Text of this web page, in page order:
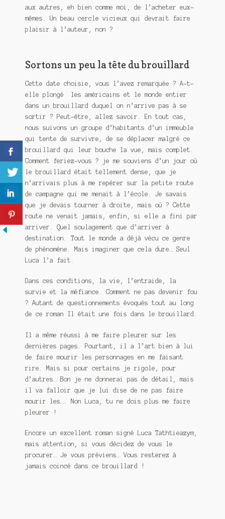
aux autres, eh bien comme moi, de l’acheter eux-
mêmes. Un beau cercle vicieux qui devrait faire
plaisir à l’auteur, non ?
Sortons un peu la tête du brouillard
Cette date choisie, vous l’avez remarquée ? A-t-
elle plongé les américains et le monde entier
dans un brouillard duquel on n’arrive pas à se
sortir ? Peut-être, allez savoir. En tout cas,
nous suivons un groupe d’habitants d’un immeuble
qui tente de survivre, de se déplacer malgré ce
brouillard qui leur bouche la vue, mais complet.
Comment feriez-vous ? je me souviens d’un jour où
le brouillard était tellement dense, que je
n’arrivais plus à me repérer sur la petite route
de campagne qui me menait à l’école. Je savais
que je devais tourner à droite, mais où ? Cette
route ne venait jamais, enfin, si elle a fini par
arriver. Quel soulagement que d’arriver à
destination. Tout le monde a déjà vécu ce genre
de phénomène. Mais imaginer que cela dure… Seul
Luca l’a fait.
Dans ces conditions, la vie, l’entraide, la
survie et la méfiance. Comment ne pas devenir fou
? Autant de questionnements évoqués tout au long
de ce roman Il était une fois dans le brouillard.
Il a même réussi à me faire pleurer sur les
dernières pages. Pourtant, il a l’art bien à lui
de faire mourir les personnages en me faisant
rire. Mais si pour certains je rigole, pour
d’autres… Bon je ne donnerai pas de détail, mais
il va falloir que je lui dise de ne pas faire
mourir les…. Non Luca, tu ne dois plus me faire
pleurer !
Encore un excellent roman signé Luca Tathtieazym,
mais attention, si vous décidez de vous le
procurer… Je vous préviens… Vous resterez à
jamais coincé dans ce brouillard !